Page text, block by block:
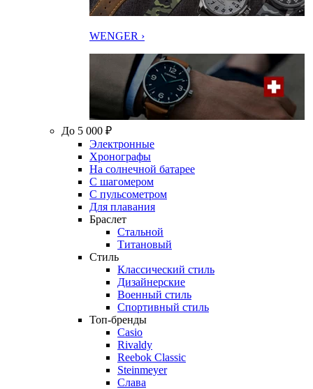
WENGER ›
До 5 000 ₽
Электронные
Хронографы
На солнечной батарее
С шагомером
С пульсометром
Для плавания
Браслет
Стальной
Титановый
Стиль
Классический стиль
Дизайнерские
Военный стиль
Спортивный стиль
Топ-бренды
Casio
Rivaldy
Reebok Classic
Steinmeyer
Слава